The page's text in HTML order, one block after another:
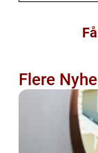
Flere